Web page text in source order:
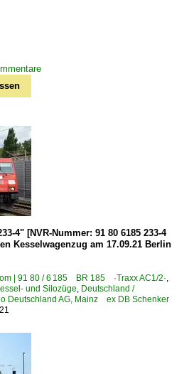
4" [NVR-Nummer: 91 80 6185 233-4
Kesselwagenzug am 17.09.21 Berlin
| 91 80 / 6 185 BR 185 ·Traxx AC1/2·,
und Silozüge, Deutschland /
Deutschland AG, Mainz ex DB Schenker